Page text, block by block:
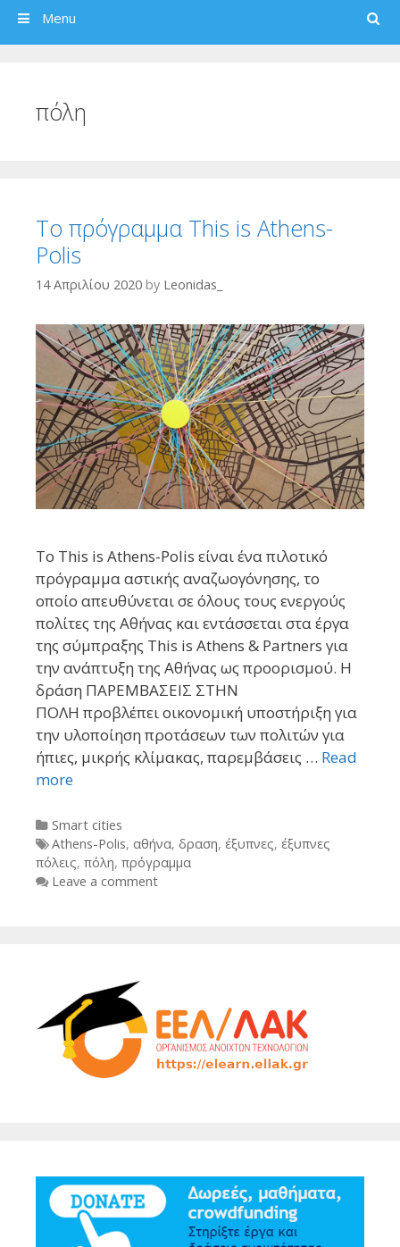
Search
Menu
πόλη
Το πρόγραμμα This is Athens-
Polis
14 Απριλίου 2020 by Leonidas_
Το This is Athens-Polis είναι ένα πιλοτικό
πρόγραμμα αστικής αναζωογόνησης, το
οποίο απευθύνεται σε όλους τους ενεργούς
πολίτες της Αθήνας και εντάσσεται στα έργα
της σύμπραξης This is Athens & Partners για
την ανάπτυξη της Αθήνας ως προορισμού. Η
δράση ΠΑΡΕΜΒΑΣΕΙΣ ΣΤΗΝ
ΠΟΛΗ προβλέπει οικονομική υποστήριξη για
την υλοποίηση προτάσεων των πολιτών για
ήπιες, μικρής κλίμακας, παρεμβάσεις … Read
more
Categories
Smart cities
Tags
Athens-Polis, αθήνα, δραση, έξυπνες, έξυπνες
πόλεις, πόλη, πρόγραμμα
Leave a comment